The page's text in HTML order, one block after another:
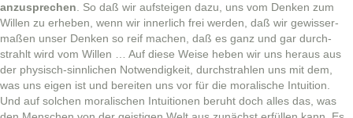
anzus­prechen. So daß wir auf­steigen dazu, uns vom Denken zum
Willen zu erheben, wenn wir inner­lich frei wer­den, daß wir gewis­ser­
maßen unser Denken so reif machen, daß es ganz und gar durch­
strahlt wird vom Willen … Auf diese Weise heben wir uns her­aus aus
der physisch-sinnlichen Notwendigkeit, durch­strahlen uns mit dem,
was uns eigen ist und bere­it­en uns vor für die moralis­che Intu­ition.
Und auf solchen moralis­chen Intu­itio­nen beruht doch alles das, was